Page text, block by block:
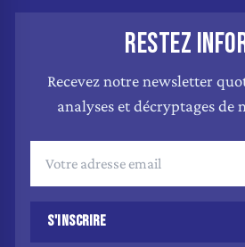
RESTEZ
Recevez notre newsletter
analyses et décryptages de
S'INSCRIRE